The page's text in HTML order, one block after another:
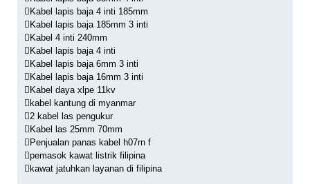
Kabel lapis baja 4 inti 185mm
Kabel lapis baja 185mm 3 inti
Kabel 4 inti 240mm
Kabel lapis baja 4 inti
Kabel lapis baja 6mm 3 inti
Kabel lapis baja 16mm 3 inti
Kabel daya xlpe 11kv
kabel kantung di myanmar
2 kabel las pengukur
Kabel las 25mm 70mm
Penjualan panas kabel h07rn f
pemasok kawat listrik filipina
kawat jatuhkan layanan di filipina